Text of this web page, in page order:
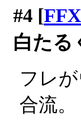
#4[
白たる
フレ
合流。